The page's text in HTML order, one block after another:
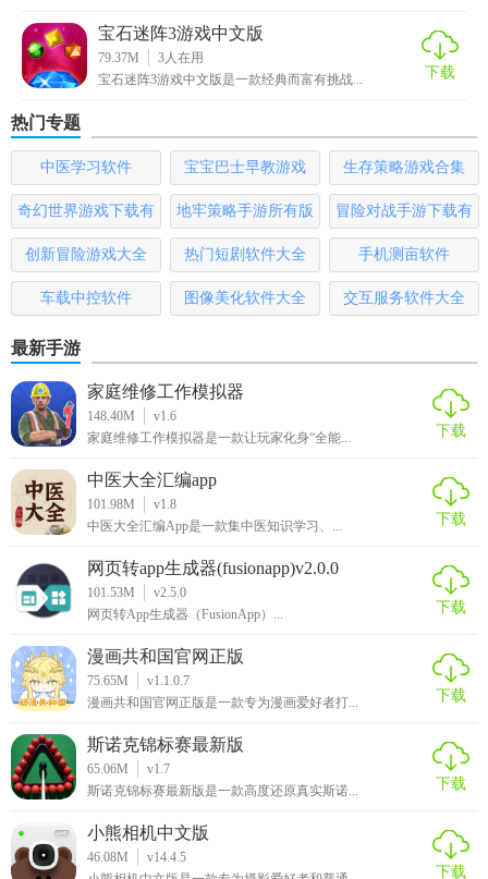
【宝石迷阵3手游正式版点评】
样的玩法模式吸引了大量玩家。无论是休闲时间还是挑战自
我，这款游戏都能提供足够的乐趣和成就感。对于喜欢消除
类游戏的玩家来说，这是一款不容错过的佳作。
宝石迷阵3游戏中文版
79.37M 3 人在用
宝石迷阵3游戏中文版是一款经典而富有挑战...
下载
热门专题
中医学习软件 宝宝巴士早教游戏 生存策略游戏合集
奇幻世界游戏下载有
哪些
地牢策略手游所有版
本
冒险对战手游下载有
哪些
创新冒险游戏大全 热门短剧软件大全 手机测亩软件
车载中控软件 图像美化软件大全 交互服务软件大全
最新手游
家庭维修工作模拟器
148.40M
v1.6
家庭维修工作模拟器是一款让玩家化身“全能...
下载
中医大全汇编app
101.98M
v1.8
中医大全汇编App是一款集中医知识学习、...
下载
网页转app生成器(fusionapp)v2.0.0
101.53M
v2.5.0
网页转App生成器（FusionApp）...
下载
漫画共和国官网正版
75.65M
v1.1.0.7
漫画共和国官网正版是一款专为漫画爱好者打...
下载
斯诺克锦标赛最新版
65.06M
v1.7
斯诺克锦标赛最新版是一款高度还原真实斯诺...
下载
小熊相机中文版
46.08M
v14.4.5
下载